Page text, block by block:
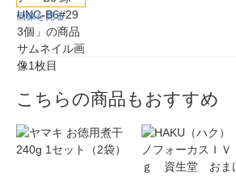
画像を見る
こちらの商品もおすすめ